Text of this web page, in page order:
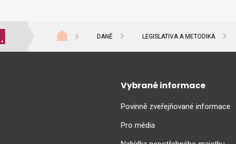
DANĚ LEGISLATIVA A METODIKA
Vybrané informace
Povinně zveřejňované informace
Pro média